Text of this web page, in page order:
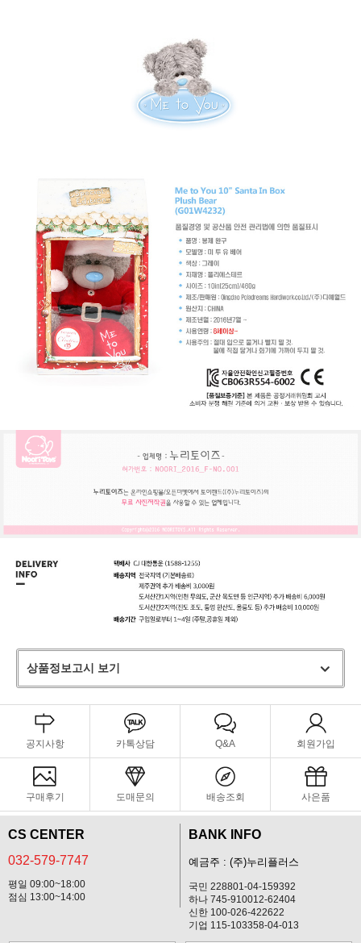
상품정보고시 보기
공지사항 카톡상담 Q&A 회원가입
구매후기 도매문의 배송조회 사은품
CS CENTER
032-579-7747
평일 09:00~18:00
점심 13:00~14:00
BANK INFO
예금주 : (주)누리플러스
국민 228801-04-159392
하나 745-910012-62404
신한 100-026-422622
기업 115-103358-04-013